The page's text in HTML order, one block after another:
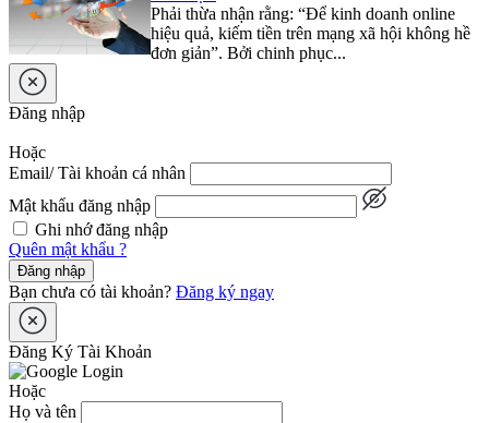
Phải thừa nhận rằng: “Để kinh doanh online
hiệu quả, kiếm tiền trên mạng xã hội không hề
đơn giản”. Bởi chinh phục...
Đăng nhập
Hoặc
Email/ Tài khoản cá nhân
Mật khẩu đăng nhập
Ghi nhớ đăng nhập
Quên mật khẩu ?
Đăng nhập
Bạn chưa có tài khoản? Đăng ký ngay
Đăng Ký Tài Khoản
Hoặc
Họ và tên